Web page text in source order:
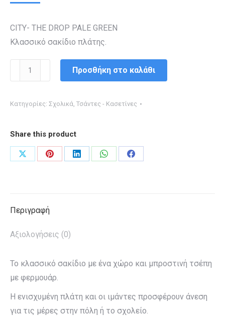
CITY- THE DROP PALE GREEN
Κλασσικό σακίδιο πλάτης.
CITY-
THE
PALE
ποσότητα
Προσθήκη στο καλάθι
Κατηγορίες: Σχολικά, Τσάντες - Κασετίνες
Share this product
Share
Share
Share
Share
Share
Περιγραφή
Αξιολογήσεις (0)
Το κλασσικό σακίδιο με ένα χώρο και μπροστινή τσέπη
με φερμουάρ.
Η ενισχυμένη πλάτη και οι ιμάντες προσφέρουν άνεση
για τις μέρες στην πόλη ή το σχολείο.